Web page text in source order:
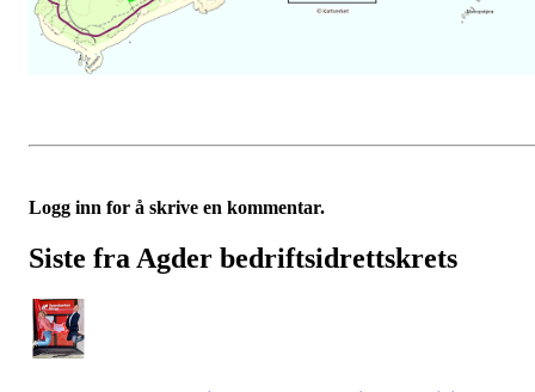
Logg inn for å skrive en kommentar.
Siste fra Agder bedriftsidrettskrets